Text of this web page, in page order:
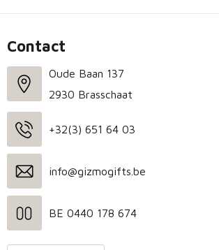
Contact
Oude Baan 137
2930 Brasschaat
+32(3) 651 64 03
info@gizmogifts.be
BE 0440 178 674